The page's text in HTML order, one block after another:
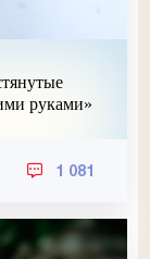
руками»
1 081